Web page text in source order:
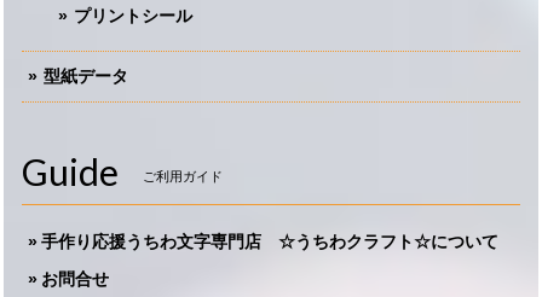
プリントシール
型紙データ
Guide ご利用ガイド
手作り応援うちわ文字専門店 ☆うちわクラフト☆について
お問合せ